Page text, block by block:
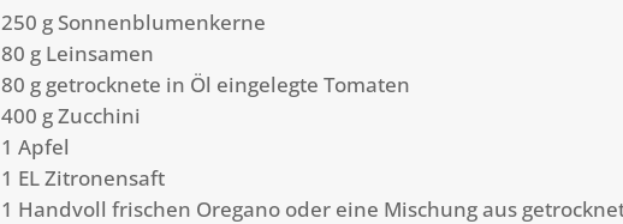
250 g Sonnenblumenkerne
80 g Leinsamen
80 g getrocknete in Öl eingelegte Tomaten
400 g Zucchini
1 Apfel
1 EL Zitronensaft
1 Handvoll frischen Oregano oder eine Mischung aus